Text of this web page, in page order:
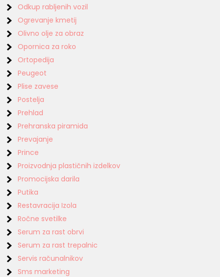
Odkup rabljenih vozil
Ogrevanje kmetij
Olivno olje za obraz
Opornica za roko
Ortopedija
Peugeot
Plise zavese
Postelja
Prehlad
Prehranska piramida
Prevajanje
Prince
Proizvodnja plastičnih izdelkov
Promocijska darila
Putika
Restavracija Izola
Ročne svetilke
Serum za rast obrvi
Serum za rast trepalnic
Servis računalnikov
Sms marketing